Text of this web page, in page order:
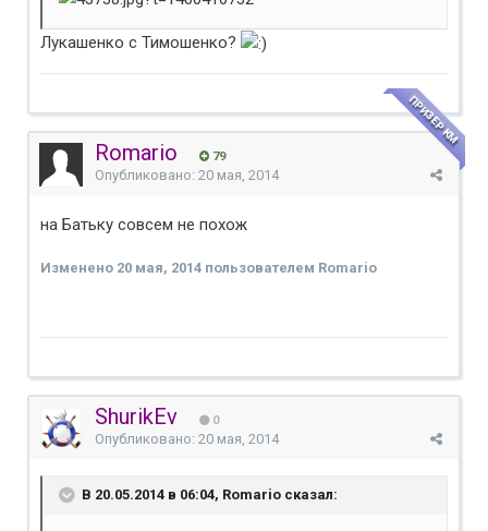
Лукашенко с Тимошенко?
Romario 79
ПРИЗЕР КМ
Опубликовано: 20 мая, 2014
на Батьку совсем не похож
Изменено 20 мая, 2014 пользователем Romario
ShurikEv 0
Опубликовано: 20 мая, 2014
В 20.05.2014 в 06:04, Romario сказал: